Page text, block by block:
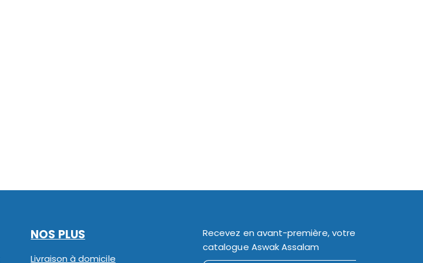
NOS PLUS
Livraison à domicile
Recevez en avant-première, votre
catalogue Aswak Assalam